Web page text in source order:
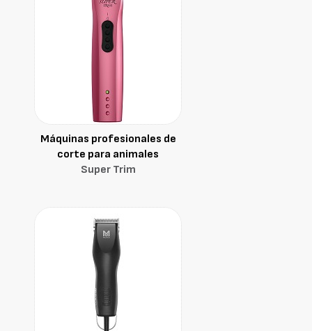
Máquinas profesionales de
corte para animales
Super Trim